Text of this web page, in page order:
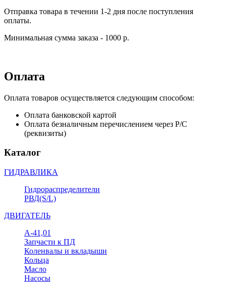
Отправка товара в течении 1-2 дня после поступления
оплаты.
Минимальная сумма заказа - 1000 р.
Оплата
Оплата товаров осуществляется следующим способом:
Оплата банковской картой
Оплата безналичным перечислением через Р/С
(реквизиты)
Каталог
ГИДРАВЛИКА
Гидрораспределители
РВД(S/L)
ДВИГАТЕЛЬ
А-41,01
Запчасти к ПД
Коленвалы и вкладыши
Кольца
Масло
Насосы